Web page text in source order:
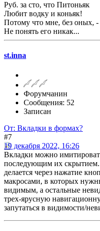
Руб. за сто, что Питоньяк
Любит водку и коньяк!
Потому что мне, без оных, -
Не понять его никак...
st.inna
Форумчанин
Сообщения: 52
Записан
От: Вкладки в формах?
#7
19 декабря 2022, 16:26
Вкладки можно
последующим их
делается через нажатие
макросами, в которых
видимым, а остальные
трех-ярусную
запутаться в видимости/